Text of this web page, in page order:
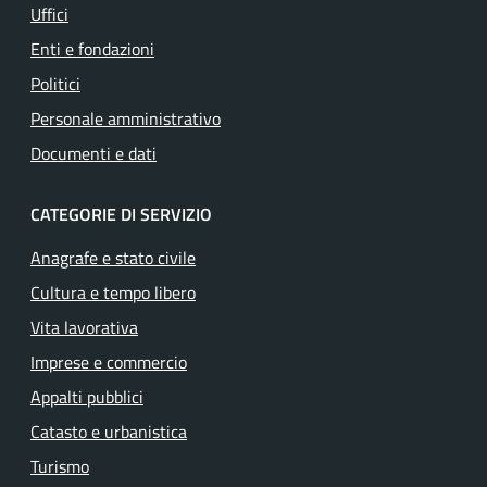
Uffici
Enti e fondazioni
Politici
Personale amministrativo
Documenti e dati
CATEGORIE DI SERVIZIO
Anagrafe e stato civile
Cultura e tempo libero
Vita lavorativa
Imprese e commercio
Appalti pubblici
Catasto e urbanistica
Turismo